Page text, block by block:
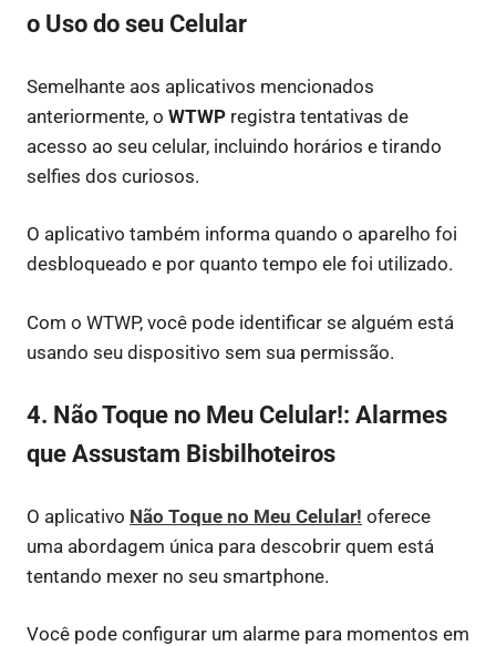
o Uso do seu Celular
Semelhante aos aplicativos mencionados
anteriormente, o WTWP registra tentativas de
acesso ao seu celular, incluindo horários e tirando
selfies dos curiosos.
O aplicativo também informa quando o aparelho foi
desbloqueado e por quanto tempo ele foi utilizado.
Com o WTWP, você pode identificar se alguém está
usando seu dispositivo sem sua permissão.
4. Não Toque no Meu Celular!: Alarmes
que Assustam Bisbilhoteiros
O aplicativo Não Toque no Meu Celular! oferece
uma abordagem única para descobrir quem está
tentando mexer no seu smartphone.
Você pode configurar um alarme para momentos em